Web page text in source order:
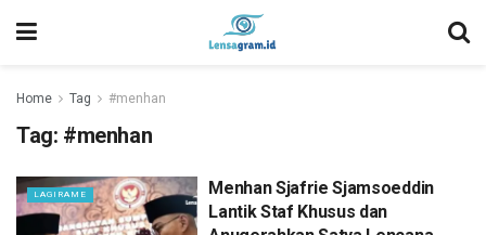
Home Tag #menhan
Tag: #menhan
LAGIRAME
Menhan Sjafrie Sjamsoeddin
Lantik Staf Khusus dan